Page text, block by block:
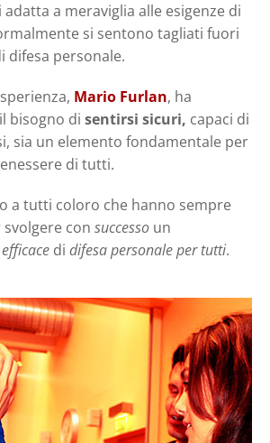
adatta a meraviglia alle esigenze di
si sentono tagliati fuori
difesa personale.
Mario Furlan, ha
bisogno di sentirsi sicuri, capaci di
sia un elemento fondamentale per
di tutti.
a tutti coloro che hanno sempre
con successo un
efficace di difesa personale per tutti.